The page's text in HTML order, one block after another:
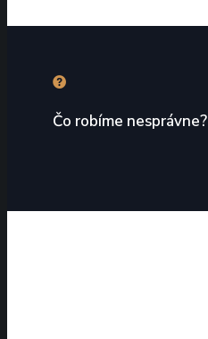
Čo robíme nesprávne?